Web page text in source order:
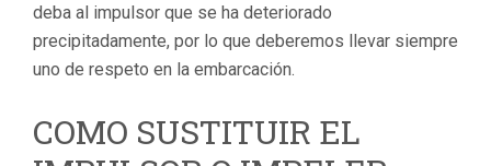
deba al impulsor que se ha deteriorado
precipitadamente, por lo que deberemos llevar siempre
uno de respeto en la embarcación.
COMO SUSTITUIR EL